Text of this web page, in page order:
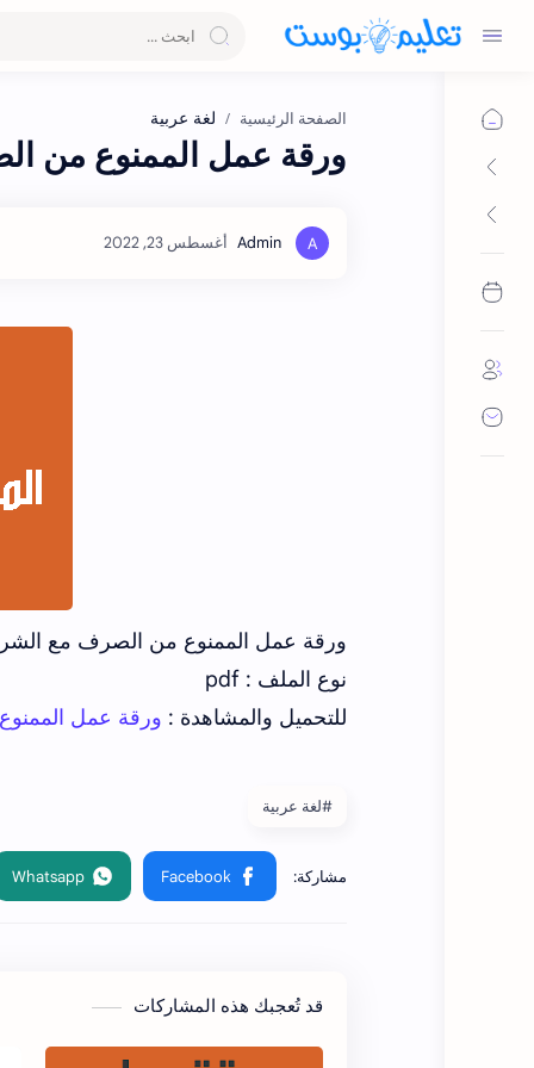
الصفحة الرئيسية لغة عربية
ورقة عمل الممنوع من
ورقة عمل الممنوع من الصرف مع
نوع الملف : pdf
للتحميل والمشاهدة : ورقة عمل
#لغة عربية
قد تُعجبك هذه المشاركات